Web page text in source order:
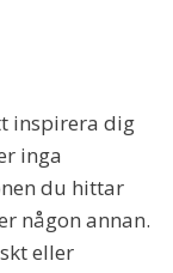
inspirera dig
inga
du hittar
någon annan.
eller